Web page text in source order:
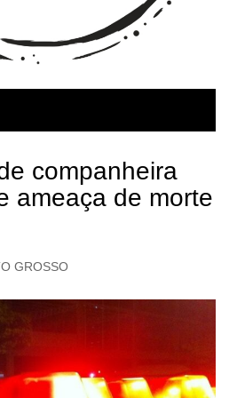
companheira
ameaça de morte
GROSSO